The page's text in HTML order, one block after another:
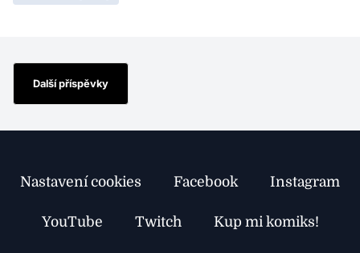
Další příspěvky
Nastavení cookies Facebook Instagram
YouTube Twitch Kup mi komiks!